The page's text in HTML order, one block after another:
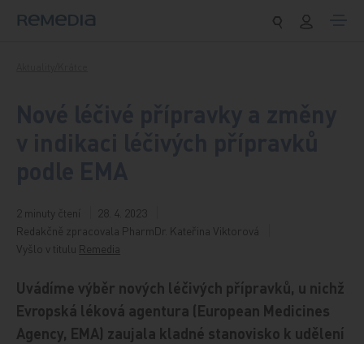
2 minuty čtení
28. 4. 2023
Redakčně zpracovala PharmDr. Kateřina Viktorová
Vyšlo v titulu Remedia
Uvádíme výběr nových léčivých přípravků, u nichž
Evropská léková agentura (European Medicines
Agency, EMA) zaujala kladné stanovisko k udělení